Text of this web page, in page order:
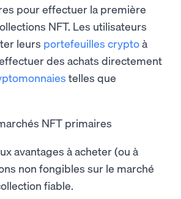
pour effectuer la première
NFT. Les utilisateurs
leurs portefeuilles cryptoà
des achats directement
telles que
NFT primaires
avantages à acheter (ou à
non fongibles sur le marché
fiable.